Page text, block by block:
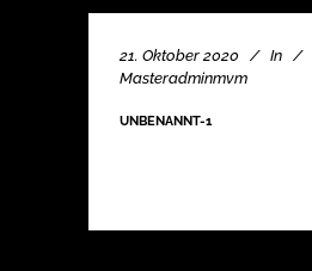
21. Oktober 2020 In
Masteradminmvm
UNBENANNT-1